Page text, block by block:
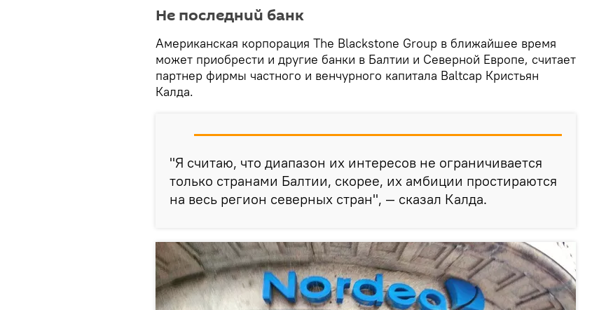
Не последний банк
Американская корпорация The Blackstone Group в ближайшее время
может приобрести и другие банки в Балтии и Северной Европе, считает
партнер фирмы частного и венчурного капитала Baltcap Кристьян
Калда.
"Я считаю, что диапазон их интересов не ограничивается
только странами Балтии, скорее, их амбиции простираются
на весь регион северных стран", — сказал Калда.